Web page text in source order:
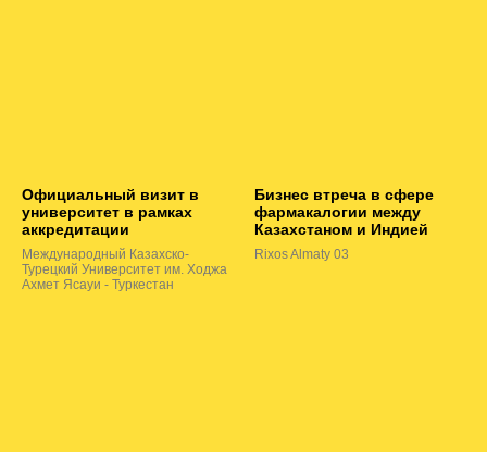
Официальный визит в
университет в рамках
аккредитации
Международный Казахско-
Турецкий Университет им. Ходжа
Ахмет Ясауи - Туркестан
Бизнес втреча в сфере
фармакалогии между
Казахстаном и Индией
Rixos Almaty 03